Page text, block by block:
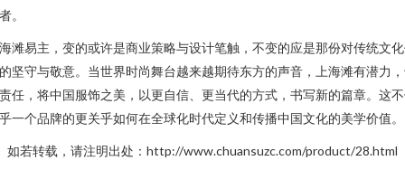
。
滩易主，变的或许是商业策略与设计笔触，不变的应是那份对传统文
坚守与敬意。当世界时尚舞台越来越期待东方的声音，上海滩有潜力
任，将中国服饰之美，以更自信、更当代的方式，书写新的篇章。这
一个品牌的更关乎如何在全球化时代定义和传播中国文化的美学价值。
如若转载，请注明出处：http://www.chuansuzc.com/product/28.html